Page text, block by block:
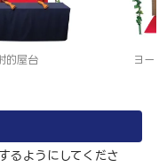
的屋台 ヨー
るようにしてくださ